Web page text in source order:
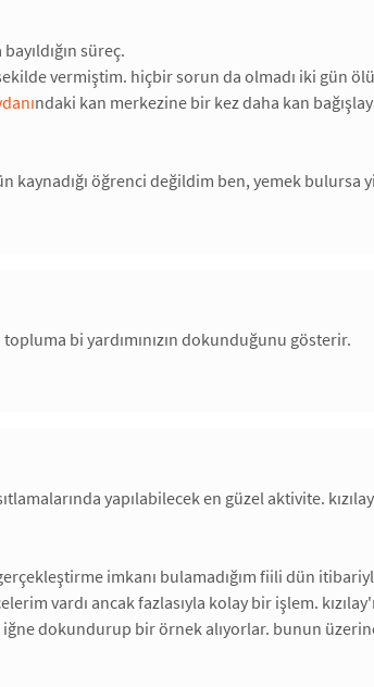
süreç.
vermiştim. hiçbir sorun da olmadı iki gün
ndaki kan merkezine bir kez daha kan
kaynadığı öğrenci değildim ben, yemek
bi yardımınızın dokunduğunu gösterir.
yapılabilecek en güzel aktivite.
imkanı bulamadığım fiili dün
vardı ancak fazlasıyla kolay bir işlem.
iğne dokundurup bir örnek alıyorlar. bunun